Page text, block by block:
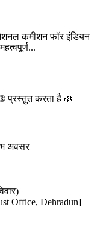
कमीशन फॉर इंडियन
प्रस्तुत करता है 🌿
अवसर
Office, Dehradun]